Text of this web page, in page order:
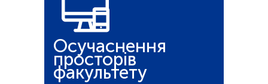
Осучаснення
просторів
факультету